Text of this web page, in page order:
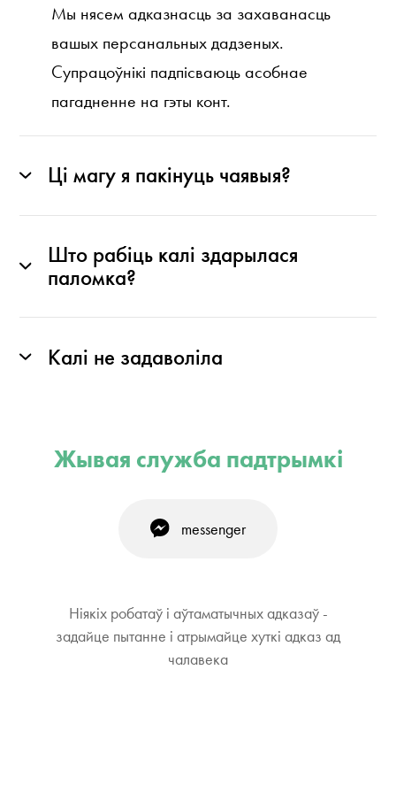
Мы нясем адказнасць за захаванасць
вашых персанальных дадзеных.
Супрацоўнікі падпісваюць асобнае
пагадненне на гэты конт.
Ці магу я пакінуць чаявыя?
Што рабіць калі здарылася
паломка?
Калі не задаволіла
Жывая служба падтрымкі
messenger
Ніякіх робатаў і аўтаматычных адказаў -
задайце пытанне і атрымайце хуткі адказ ад
чалавека